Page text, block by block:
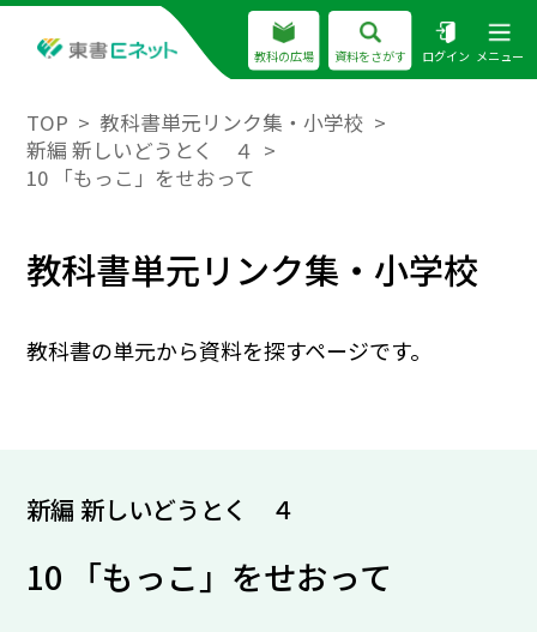
教科の広場 資料をさがす ログイン メニュー
TOP
教科書単元リンク集・小学校
新編 新しいどうとく ４
10 「もっこ」をせおって
教科書単元リンク集・小学校
教科書の単元から資料を探すページです。
新編 新しいどうとく ４
10 「もっこ」をせおって